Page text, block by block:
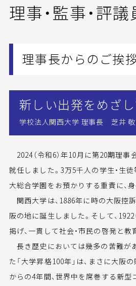
理事・監事・評議
理事長からのご挨
新しい出発をめざ
学校法人関西大学 理事長 芝井
2024（令和6）年10月に第20期理
就任しました。3万5千人の学生・生
大総合学園をお預かりする重責に、
関西大学は、1886年に時の大阪控
阪の地に誕生しました。そして、
掲げ、一貫して社会・市民の啓発と
長き歴史においては幾多の苦難が
た「大学昇格100年」は、まさに大
からの4年間、世界中を席巻する新